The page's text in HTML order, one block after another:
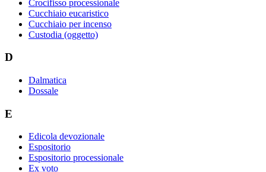
Crocifisso processionale
Cucchiaio eucaristico
Cucchiaio per incenso
Custodia (oggetto)
D
Dalmatica
Dossale
E
Edicola devozionale
Espositorio
Espositorio processionale
Ex voto